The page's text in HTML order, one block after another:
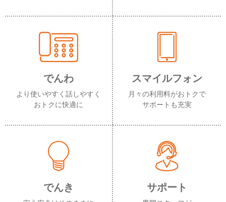
でんわ
より使いやすく話しやすく
おトクに快適に
スマイルフォン
月々の利用料がおトクで
サポートも充実
でんき サポート